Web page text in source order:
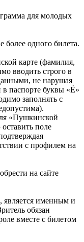
для молодых
более одного билета.
карте (фамилия,
вводить строго в
не нарушая
паспорте буквы «Ё»
заполнять с
«Пушкинской
поле
с профилем на
на сайте
является именным и
обязан
вместе с билетом